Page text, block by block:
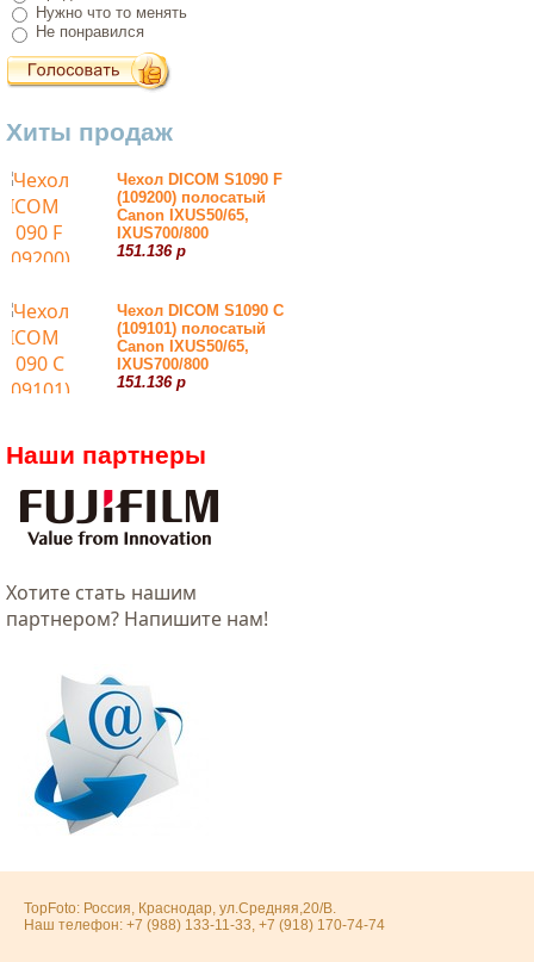
Нужно что то менять
Не понравился
Хиты продаж
Чехол DICOM S1090 F
(109200) полосатый
Canon IXUS50/65,
IXUS700/800
151.136 р
Чехол DICOM S1090 С
(109101) полосатый
Canon IXUS50/65,
IXUS700/800
151.136 р
Наши партнеры
Хотитe стать нашим
партнером? Напишите нам!
TopFoto: Россия, Краснодар, ул.Средняя,20/В.
Наш телефон: +7 (988) 133-11-33, +7 (918) 170-74-74